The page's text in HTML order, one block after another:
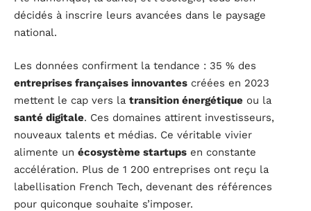
décidés à inscrire leurs avancées dans le paysage
national.
Les données confirment la tendance : 35 % des
entreprises françaises innovantes créées en 2023
mettent le cap vers la transition énergétique ou la
santé digitale. Ces domaines attirent investisseurs,
nouveaux talents et médias. Ce véritable vivier
alimente un écosystème startups en constante
accélération. Plus de 1 200 entreprises ont reçu la
labellisation French Tech, devenant des références
pour quiconque souhaite s’imposer.